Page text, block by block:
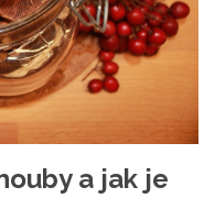
a jak je